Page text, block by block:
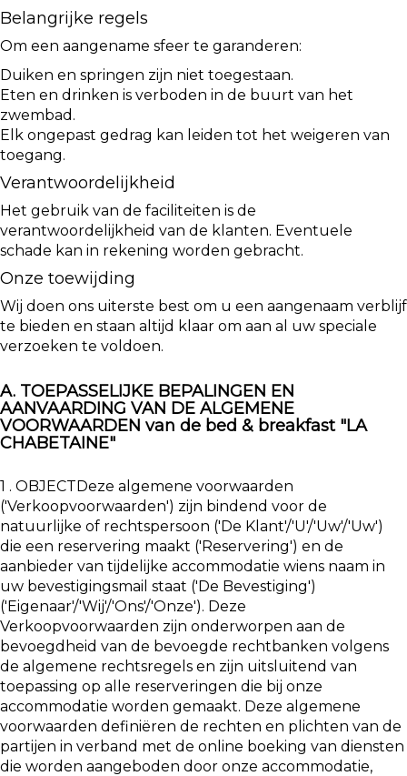
Belangrijke regels
Om een aangename sfeer te garanderen:
Duiken en springen zijn niet toegestaan.
Eten en drinken is verboden in de buurt van het
zwembad.
Elk ongepast gedrag kan leiden tot het weigeren van
toegang.
Verantwoordelijkheid
Het gebruik van de faciliteiten is de
verantwoordelijkheid van de klanten. Eventuele
schade kan in rekening worden gebracht.
Onze toewijding
Wij doen ons uiterste best om u een aangenaam verblijf
te bieden en staan altijd klaar om aan al uw speciale
verzoeken te voldoen.
A. TOEPASSELIJKE BEPALINGEN EN
AANVAARDING VAN DE ALGEMENE
VOORWAARDEN van de bed & breakfast "LA
CHABETAINE"
1 . OBJECTDeze algemene voorwaarden
('Verkoopvoorwaarden') zijn bindend voor de
natuurlijke of rechtspersoon ('De Klant'/'U'/'Uw'/'Uw')
die een reservering maakt ('Reservering') en de
aanbieder van tijdelijke accommodatie wiens naam in
uw bevestigingsmail staat ('De Bevestiging')
('Eigenaar'/'Wij'/'Ons'/'Onze'). Deze
Verkoopvoorwaarden zijn onderworpen aan de
bevoegdheid van de bevoegde rechtbanken volgens
de algemene rechtsregels en zijn uitsluitend van
toepassing op alle reserveringen die bij onze
accommodatie worden gemaakt. Deze algemene
voorwaarden definiëren de rechten en plichten van de
partijen in verband met de online boeking van diensten
die worden aangeboden door onze accommodatie,